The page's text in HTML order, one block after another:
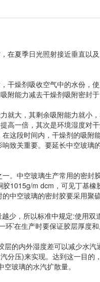
在夏季日光照射接近垂直以
干燥剂吸收空气中的水份，
附能力减去干燥剂吸附密封
就大，其剩余吸附能力就小
高一倍，其次是环境湿度对
这段时间内，干燥剂的吸附
致关重要。要延长中空玻璃
。中空玻璃生产常用的密封
1015g/m dcm，可见丁基橡
中空玻璃的密封胶要采用聚
少，所以标准中规定:使用双
’在生产时要保证胶层厚度
的内外湿度差可以减少水汽
分压)来实现。达到这一目的
玻璃的水汽扩散量。